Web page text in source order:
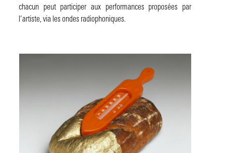
chacun peut participer aux performances proposées par
l’artiste, via les ondes radiophoniques.